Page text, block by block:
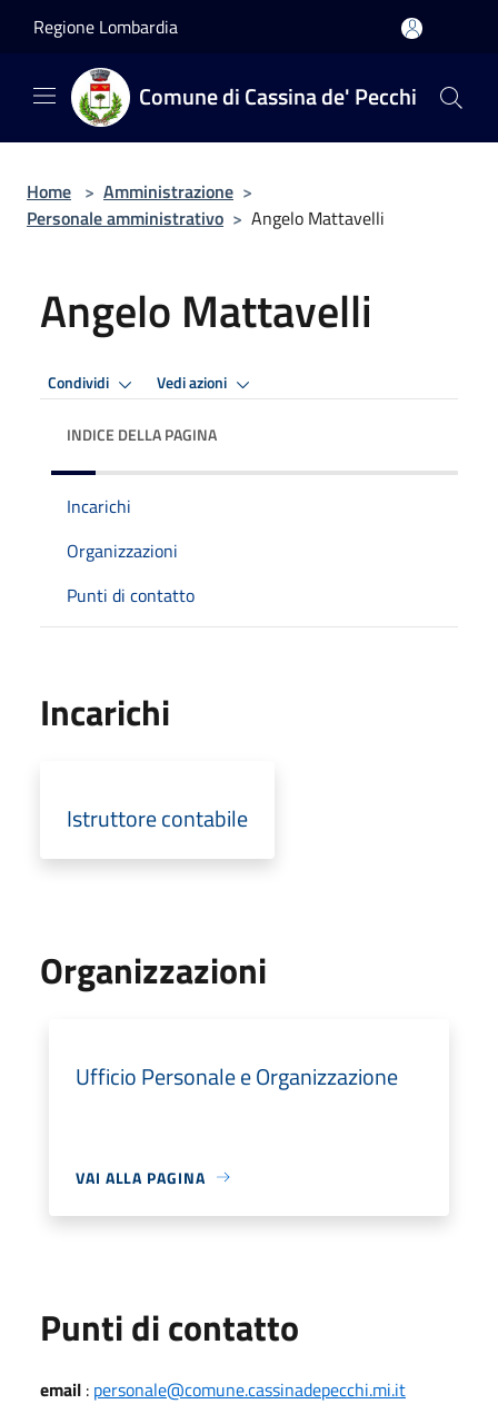
Regione Lombardia
Comune di Cassina de' Pecchi
Home > Amministrazione >
Personale amministrativo > Angelo Mattavelli
Angelo Mattavelli
Condividi Vedi azioni
INDICE DELLA PAGINA
Incarichi
Organizzazioni
Punti di contatto
Incarichi
Istruttore contabile
Organizzazioni
Ufficio Personale e Organizzazione
VAI ALLA PAGINA
Punti di contatto
email : personale@comune.cassinadepecchi.mi.it